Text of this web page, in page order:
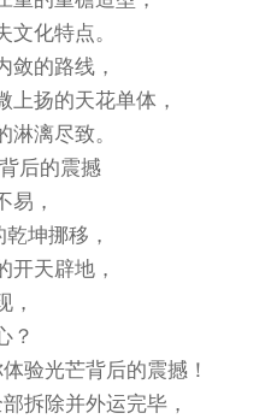
化特点。
的路线，
扬的天花单体，
漓尽致。
后的震撼
，
坤挪移，
天辟地，
？
光芒背后的震撼！
除并外运完毕，